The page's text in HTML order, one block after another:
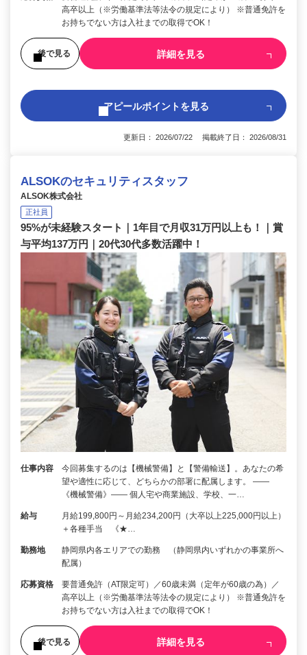
高卒以上（※労働基準法等法令の規定により） ※普通免許を
お持ちでない方は入社までの取得でOK！
後で見る 詳細を見る
アピールポイントを見る
更新日： 2026/07/22 掲載終了日： 2026/08/31
ALSOKのセキュリティスタッフ
ALSOK株式会社
正社員
95%が未経験スタート｜1年目で月収31万円以上も！｜賞
与平均137万円｜20代30代多数活躍中！
仕事内容
今回募集するのは【機械警備】と【警備輸送】。あなたの希
望や適性に応じて、どちらかの部署に配属します。 ――
《機械警備》―― 個人宅や商業施設、学校、一…
給与
月給199,800円～月給234,200円（大卒以上225,000円以上）
＋各種手当 《★…
勤務地
静岡県内各エリアでの勤務 （静岡県内いずれかの事業所へ
配属）
応募資格
要普通免許（AT限定可）／60歳未満（定年が60歳の為）／
高卒以上（※労働基準法等法令の規定により） ※普通免許を
お持ちでない方は入社までの取得でOK！
後で見る 詳細を見る